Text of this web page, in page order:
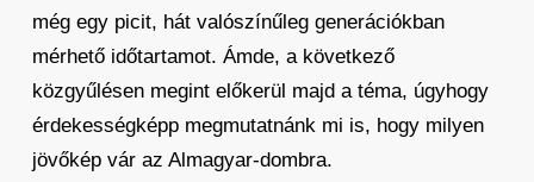
még egy picit, hát valószínűleg generációkban
mérhető időtartamot. Ámde, a következő
közgyűlésen megint előkerül majd a téma, úgyhogy
érdekességképp megmutatnánk mi is, hogy milyen
jövőkép vár az Almagyar-dombra.